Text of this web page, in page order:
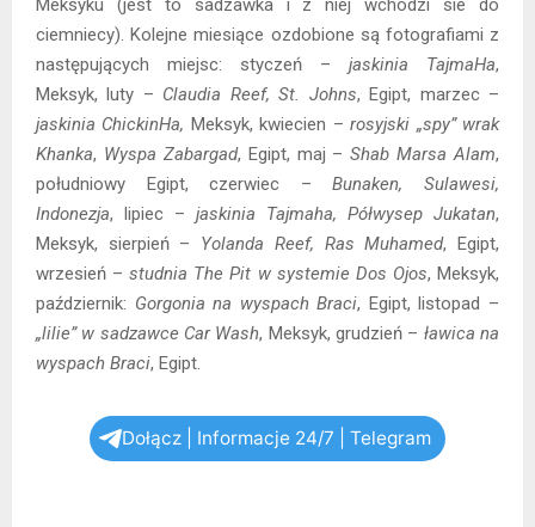
Meksyku (jest to sadzawka i z niej wchodzi sie do
ciemniecy). Kolejne miesiące ozdobione są fotografiami z
następujących miejsc: styczeń – jaskinia TajmaHa,
Meksyk, luty – Claudia Reef, St. Johns, Egipt, marzec –
jaskinia ChickinHa, Meksyk, kwiecien –rosyjski „spy” wrak
Khanka, Wyspa Zabargad, Egipt, maj –Shab Marsa Alam,
południowy Egipt, czerwiec – Bunaken, Sulawesi,
Indonezja, lipiec – jaskinia Tajmaha, Półwysep Jukatan,
Meksyk, sierpień – Yolanda Reef, Ras Muhamed, Egipt,
wrzesień –studnia The Pit w systemie Dos Ojos, Meksyk,
październik: Gorgonia na wyspach Braci, Egipt, listopad –
„lilie” w sadzawce Car Wash, Meksyk, grudzień – ławica na
wyspach Braci, Egipt.
Dołącz | Informacje 24/7 | Telegram